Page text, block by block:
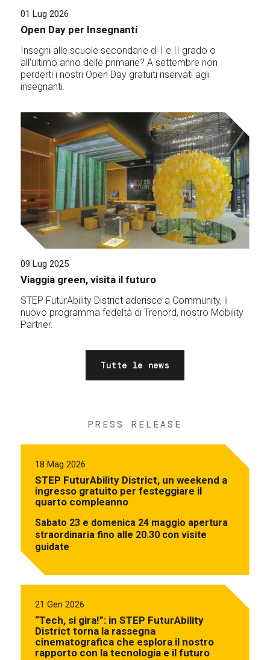
01 Lug 2026
Open Day per Insegnanti
Insegni alle scuole secondarie di I e II grado o
all'ultimo anno delle primarie? A settembre non
perderti i nostri Open Day gratuiti riservati agli
insegnanti.
09 Lug 2025
Viaggia green, visita il futuro
STEP FuturAbility District aderisce a Community, il
nuovo programma fedeltà di Trenord, nostro Mobility
Partner.
Tutte le news
PRESS RELEASE
18 Mag 2026
STEP FuturAbility District, un weekend a
ingresso gratuito per festeggiare il
quarto compleanno
Sabato 23 e domenica 24 maggio apertura
straordinaria fino alle 20.30 con visite
guidate
21 Gen 2026
“Tech, si gira!”: in STEP FuturAbility
District torna la rassegna
cinematografica che esplora il nostro
rapporto con la tecnologia e il futuro